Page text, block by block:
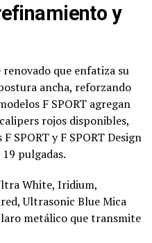
y
que enfatiza su
ancha, reforzando
F SPORT agregan
rojos disponibles,
SPORT y F SPORT Design
pulgadas.
White, Iridium,
Ultrasonic Blue Mica
metálico que transmite